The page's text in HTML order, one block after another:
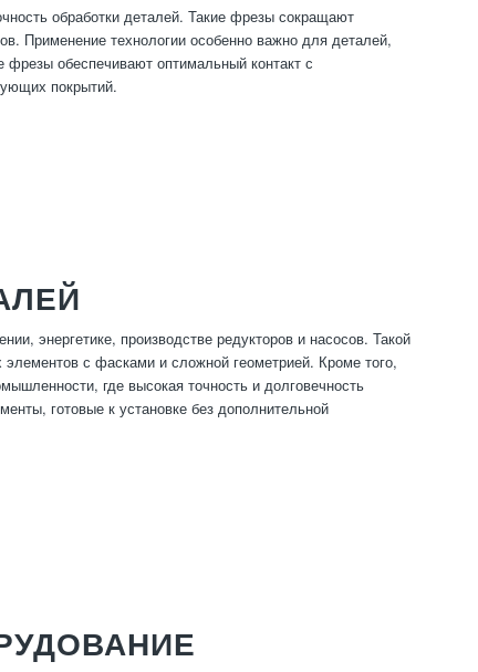
обработки деталей. Такие фрезы сокращают
Применение технологии особенно важно для деталей,
фрезы обеспечивают оптимальный контакт с
покрытий.
энергетике, производстве редукторов и насосов. Такой
с фасками и сложной геометрией. Кроме того,
где высокая точность и долговечность
готовые к установке без дополнительной